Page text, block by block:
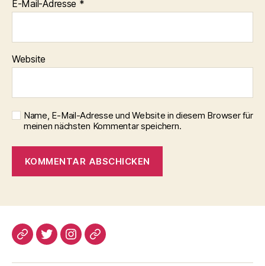
E-Mail-Adresse *
Website
Name, E-Mail-Adresse und Website in diesem Browser für
meinen nächsten Kommentar speichern.
blogspotTwitterInstagramPinterest